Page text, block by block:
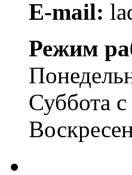
E-mail:
Режим
Суббота